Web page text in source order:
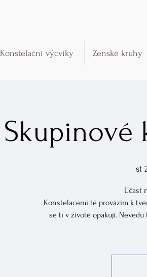
Konstelační výcviky Ženské kruhy
Skupinové
st
Účast
Konstelacemi tě provázím k
se ti v životě opakují.